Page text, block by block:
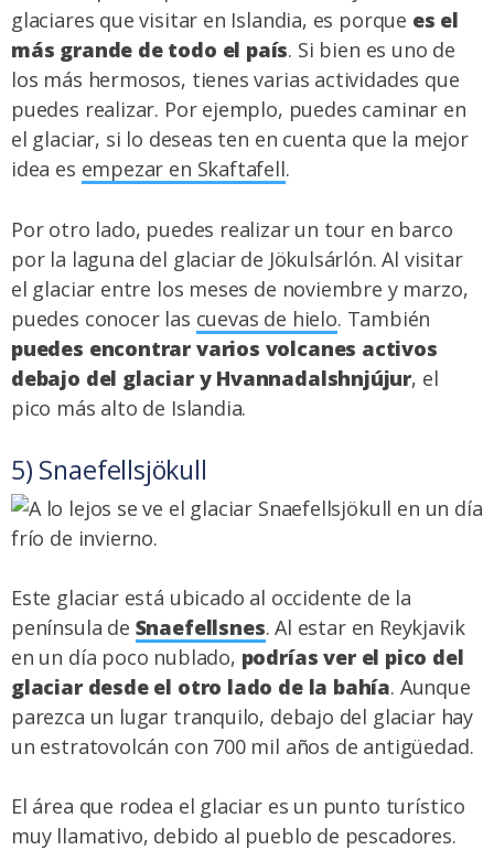
glaciares que visitar en Islandia, es porque es el
más grande de todo el país. Si bien es uno de
los más hermosos, tienes varias actividades que
puedes realizar. Por ejemplo, puedes caminar en
el glaciar, si lo deseas ten en cuenta que la mejor
idea es empezar en Skaftafell.
Por otro lado, puedes realizar un tour en barco
por la laguna del glaciar de Jökulsárlón. Al visitar
el glaciar entre los meses de noviembre y marzo,
puedes conocer las cuevas de hielo. También
puedes encontrar varios volcanes activos
debajo del glaciar y Hvannadalshnjújur, el
pico más alto de Islandia.
5) Snaefellsjökull
Este glaciar está ubicado al occidente de la
península de Snaefellsnes. Al estar en Reykjavik
en un día poco nublado, podrías ver el pico del
glaciar desde el otro lado de la bahía. Aunque
parezca un lugar tranquilo, debajo del glaciar hay
un estratovolcán con 700 mil años de antigüedad.
El área que rodea el glaciar es un punto turístico
muy llamativo, debido al pueblo de pescadores.